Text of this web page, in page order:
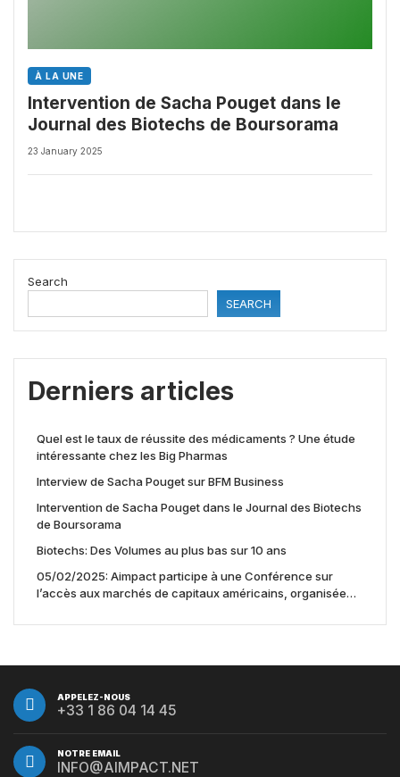
À LA UNE
Intervention de Sacha Pouget dans le
Journal des Biotechs de Boursorama
23 January 2025
Search
SEARCH
Derniers articles
Quel est le taux de réussite des médicaments ? Une étude
intéressante chez les Big Pharmas
Interview de Sacha Pouget sur BFM Business
Intervention de Sacha Pouget dans le Journal des Biotechs
de Boursorama
Biotechs: Des Volumes au plus bas sur 10 ans
05/02/2025: Aimpact participe à une Conférence sur
l’accès aux marchés de capitaux américains, organisée
APPELEZ-NOUS
+33 1 86 04 14 45
NOTRE EMAIL
INFO@AIMPACT.NET